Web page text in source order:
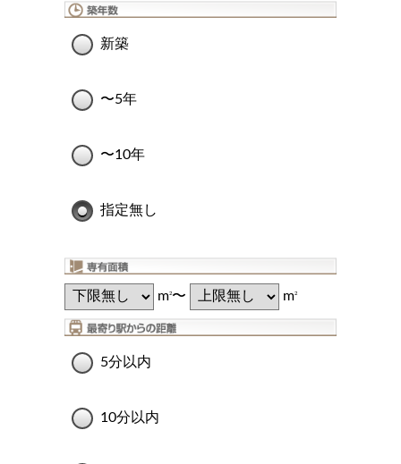
新築
〜5年
〜10年
指定無し
m2〜 m2
5分以内
10分以内